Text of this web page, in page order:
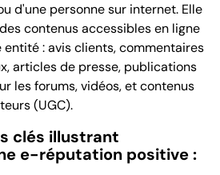
d'une personne sur internet. Elle
contenus accessibles en ligne
: avis clients, commentaires
articles de presse, publications
les forums, vidéos, et contenus
(UGC).
clés illustrant
e-réputation positive :